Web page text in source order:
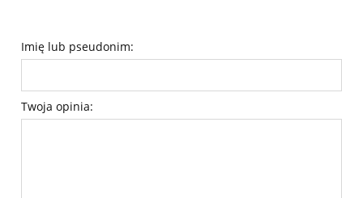
Imię lub pseudonim:
Twoja opinia: